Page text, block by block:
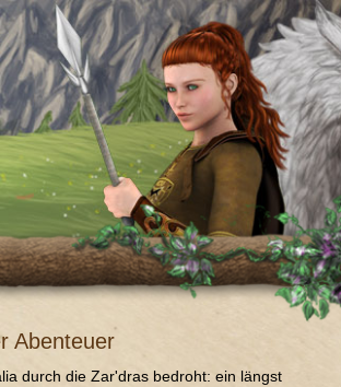
Abenteuer
durch die Zar'dras bedroht: ein längst